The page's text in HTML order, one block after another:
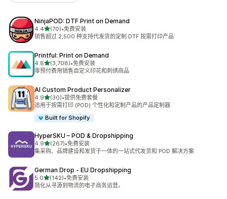
NinjaPOD: DTF Print on Demand
4.4星（满分 5 星）
(70)
总共 70 条评论
•免费安装
销售超过 2,500 种支持代发货的定制 DTF 按需打印产品
Printful: Print on Demand
4.8星（满分 5 星）
(3,708)
总共 3708 条评论
•免费安装
零预付费用销售自定义印花和刺绣商品
AI Custom Product Personalizer
4.9星（满分 5 星）
(30)
总共 30 条评论
•提供免费套餐
适用于按需打印 (POD) 个性化和定制产品的产品定制器
Built for Shopify
HyperSKU – POD & Dropshipping
4.9星（满分 5 星）
(267)
总共 267 条评论
•免费安装
集采购、品牌建设和发货于一体的一站式代发货和 POD 解决方案
German Drop ‑ EU Dropshipping
5.0星（满分 5 星）
(142)
总共 142 条评论
•免费安装
简化从寻源到物流的电子商务运营。